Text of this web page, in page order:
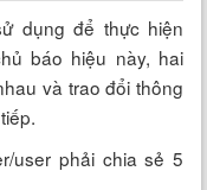
dụng để thực hiện
báo hiệu này, hai
và trao đổi thông
user phải chia sẻ 5